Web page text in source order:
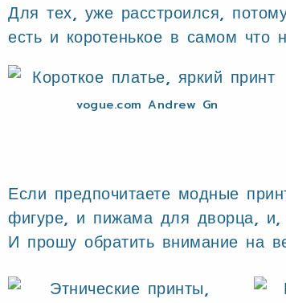
Для тех, уже расстроился,
есть и коротенькое в самом что
vogue.com Andrew Gn
Если предпочитаете модные
фигуре, и пижама для дворца, и,
И прошу обратить внимание на